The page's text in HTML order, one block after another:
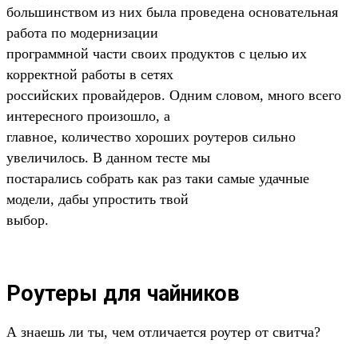
большинством из них была проведена основательная
работа по модернизации
программной части своих продуктов с целью их
корректной работы в сетях
российских провайдеров. Одним словом, много всего
интересного произошло, а
главное, количество хороших роутеров сильно
увеличилось. В данном тесте мы
постарались собрать как раз таки самые удачные
модели, дабы упростить твой
выбор.
Роутеры для чайников
А знаешь ли ты, чем отличается роутер от свитча?